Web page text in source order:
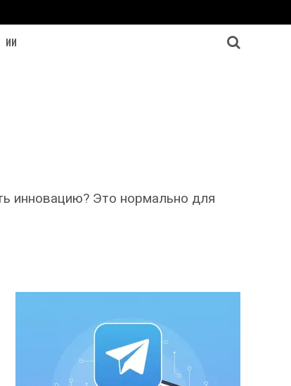
ИИ
инновацию? Это нормально для